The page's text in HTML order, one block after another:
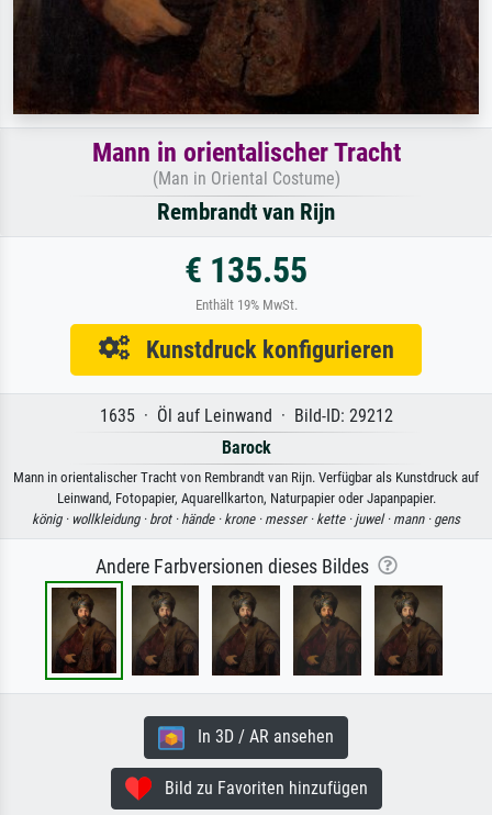
Mann in orientalischer Tracht
(Man in Oriental Costume)
Rembrandt van Rijn
€ 135.55
Enthält 19% MwSt.
Kunstdruck konfigurieren
1635 · Öl auf Leinwand · Bild-ID: 29212
Barock
Mann in orientalischer Tracht von Rembrandt van Rijn. Verfügbar als Kunstdruck auf
Leinwand, Fotopapier, Aquarellkarton, Naturpapier oder Japanpapier.
könig · wollkleidung · brot · hände · krone · messer · kette · juwel · mann · gens
Andere Farbversionen dieses Bildes
In 3D / AR ansehen
Bild zu Favoriten hinzufügen